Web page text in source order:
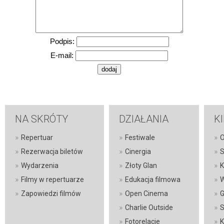
Podpis:
E-mail:
NA SKRÓTY
» Repertuar
» Rezerwacja biletów
» Wydarzenia
» Filmy w repertuarze
» Zapowiedzi filmów
DZIAŁANIA
» Festiwale
» Cinergia
» Złoty Glan
» Edukacja filmowa
» Open Cinema
» Charlie Outside
» Fotorelacje
»
»
»
»
»
»
»